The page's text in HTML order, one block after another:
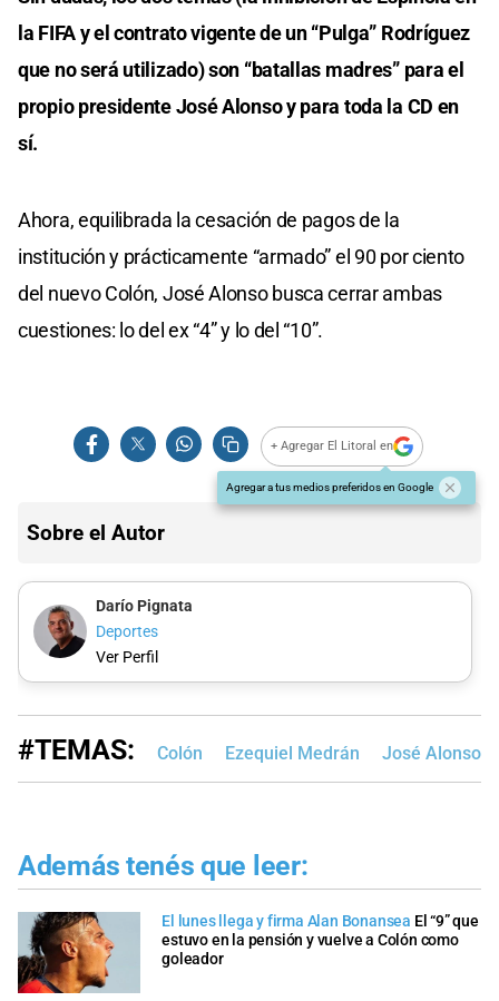
la FIFA y el contrato vigente de un “Pulga” Rodríguez
que no será utilizado) son “batallas madres” para el
propio presidente José Alonso y para toda la CD en
sí.
Ahora, equilibrada la cesación de pagos de la
institución y prácticamente “armado” el 90 por ciento
del nuevo Colón, José Alonso busca cerrar ambas
cuestiones: lo del ex “4” y lo del “10”.
+ Agregar El Litoral en
Agregar a tus medios preferidos en Google
Sobre el Autor
Darío Pignata
Deportes
Ver Perfil
#TEMAS: Colón Ezequiel Medrán José Alonso
Además tenés que leer:
El lunes llega y firma Alan Bonansea El “9” que
estuvo en la pensión y vuelve a Colón como
goleador